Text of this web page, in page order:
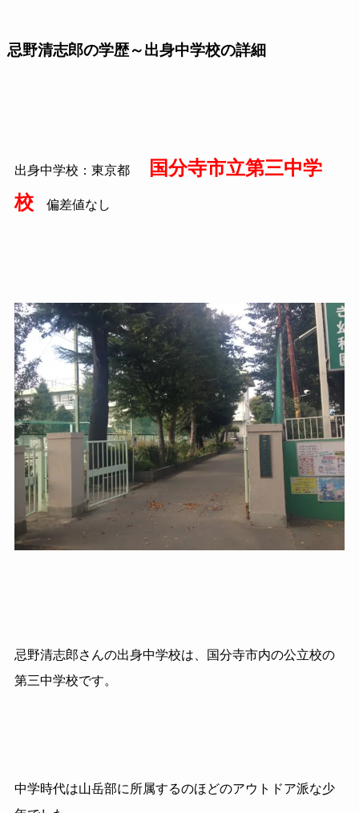
忌野清志郎の学歴～出身中学校の詳細
出身中学校：東京都
国分寺市立第三中学
校偏差値なし
忌野清志郎さんの出身中学校は、国分寺市内の公立校の
第三中学校です。
中学時代は山岳部に所属するのほどのアウトドア派な少